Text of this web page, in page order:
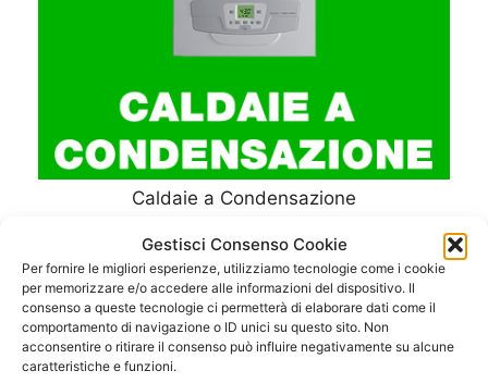
Gestisci Consenso Cookie
Per fornire le migliori esperienze, utilizziamo tecnologie come i cookie
per memorizzare e/o accedere alle informazioni del dispositivo. Il
consenso a queste tecnologie ci permetterà di elaborare dati come il
comportamento di navigazione o ID unici su questo sito. Non
acconsentire o ritirare il consenso può influire negativamente su alcune
caratteristiche e funzioni.
Caldaie a Condensazione